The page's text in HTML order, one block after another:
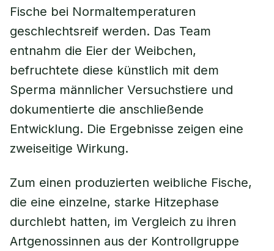
Fische bei Normaltemperaturen
geschlechtsreif werden. Das Team
entnahm die Eier der Weibchen,
befruchtete diese künstlich mit dem
Sperma männlicher Versuchstiere und
dokumentierte die anschließende
Entwicklung. Die Ergebnisse zeigen eine
zweiseitige Wirkung.
Zum einen produzierten weibliche Fische,
die eine einzelne, starke Hitzephase
durchlebt hatten, im Vergleich zu ihren
Artgenossinnen aus der Kontrollgruppe